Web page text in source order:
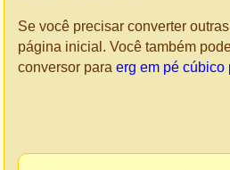
Se você precisar converter
página inicial. Você também
conversor para erg em pé cúbico